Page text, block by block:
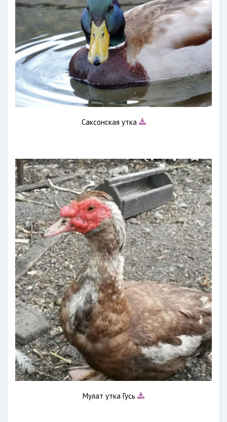
Саксонская утка
Мулат утка Гусь